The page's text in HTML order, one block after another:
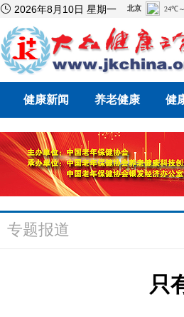
 2026年8月10日 星期一
健康新闻 养老健康 健
专题报道
只